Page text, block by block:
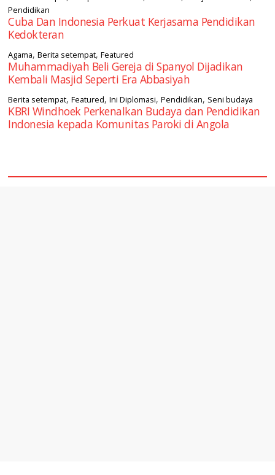
Pendidikan
Cuba Dan Indonesia Perkuat Kerjasama Pendidikan
Kedokteran
Agama,Berita setempat,Featured
Muhammadiyah Beli Gereja di Spanyol Dijadikan
Kembali Masjid Seperti Era Abbasiyah
Berita setempat,Featured,Ini Diplomasi,Pendidikan, Seni budaya
KBRI Windhoek Perkenalkan Budaya dan Pendidikan
Indonesia kepada Komunitas Paroki di Angola